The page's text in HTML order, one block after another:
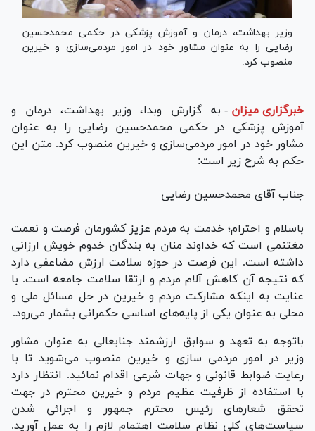
وزیر بهداشت، درمان و آموزش پزشکی در حکمی محمدحسین
رضایی را به عنوان مشاور خود در امور مردمی‌سازی و خیرین
منصوب کرد.
خبرگزاری میزان - به گزارش وبدا، وزیر بهداشت، درمان و
آموزش پزشکی در حکمی محمدحسین رضایی را به عنوان
مشاور خود در امور مردمی‌سازی و خیرین منصوب کرد. متن این
حکم به شرح زیر است:
جناب آقای محمدحسین رضایی
باسلام و احترام؛ خدمت به مردم عزیز کشورمان فرصت و نعمت
مغتنمی است که خداوند منان به بندگان خدوم خویش ارزانی
داشته است. این فرصت در حوزه سلامت ارزش مضاعفی دارد
که نتیجه آن کاهش آلام مردم و ارتقا سلامت جامعه است. با
عنایت به اینکه مشارکت مردم و خیرین در حل مسائل ملی و
محلی به عنوان یکی از پایه‌های اساسی حکمرانی بشمار می‌رود.
باتوجه به تعهد و سوابق ارزشمند جنابعالی به عنوان مشاور
وزیر در امور مردمی سازی و خیرین منصوب می‌شوید تا با
رعایت ضوابط قانونی و جهات شرعی اقدام نمائید. انتظار دارد
با استفاده از ظرفیت عظیم مردم و خیرین محترم در جهت
تحقق شعار‌های رئیس محترم جمهور و اجرائی شدن
سیاست‌های کلی نظام سلامت اهتمام لازم را به عمل آورید.